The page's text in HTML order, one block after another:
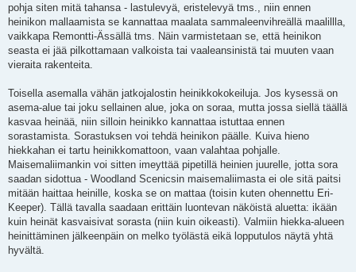
pohja siten mitä tahansa - lastulevyä, eristelevyä tms., niin ennen
heinikon mallaamista se kannattaa maalata sammaleenvihreällä maalillla,
vaikkapa Remontti-Ässällä tms. Näin varmistetaan se, että heinikon
seasta ei jää pilkottamaan valkoista tai vaaleansinistä tai muuten vaan
vieraita rakenteita.
Toisella asemalla vähän jatkojalostin heinikkokokeiluja. Jos kysessä on
asema-alue tai joku sellainen alue, joka on soraa, mutta jossa siellä täällä
kasvaa heinää, niin silloin heinikko kannattaa istuttaa ennen
sorastamista. Sorastuksen voi tehdä heinikon päälle. Kuiva hieno
hiekkahan ei tartu heinikkomattoon, vaan valahtaa pohjalle.
Maisemaliimankin voi sitten imeyttää pipetillä heinien juurelle, jotta sora
saadan sidottua - Woodland Scenicsin maisemaliimasta ei ole sitä paitsi
mitään haittaa heinille, koska se on mattaa (toisin kuten ohennettu Eri-
Keeper). Tällä tavalla saadaan erittäin luontevan näköistä aluetta: ikään
kuin heinät kasvaisivat sorasta (niin kuin oikeasti). Valmiin hiekka-alueen
heinittäminen jälkeenpäin on melko työlästä eikä lopputulos näytä yhtä
hyvältä.